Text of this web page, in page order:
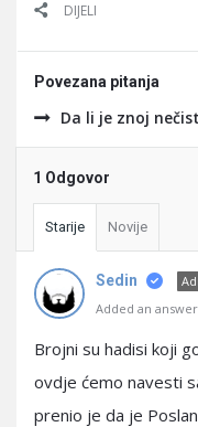
DIJELI
Povezana pitanja
Da li je znoj
1 Odgovor
Starije Novije
Sedin
Added an
Brojni su hadisi koji
ovdje ćemo navesti